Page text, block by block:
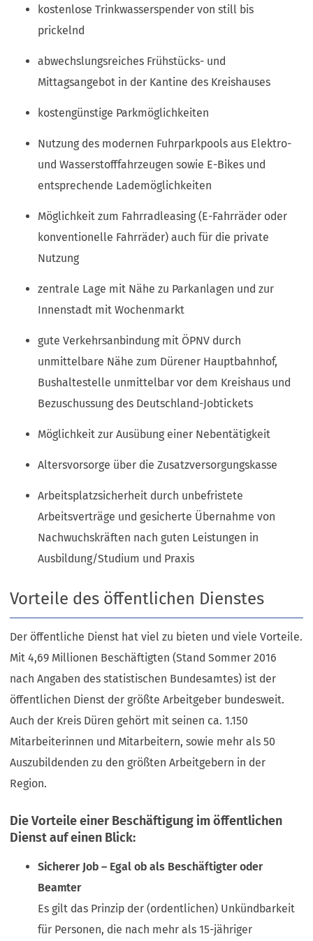
kostenlose Trinkwasserspender von still bis
prickelnd
abwechslungsreiches Frühstücks- und
Mittagsangebot in der Kantine des Kreishauses
kostengünstige Parkmöglichkeiten
Nutzung des modernen Fuhrparkpools aus Elektro-
und Wasserstofffahrzeugen sowie E-Bikes und
entsprechende Lademöglichkeiten
Möglichkeit zum Fahrradleasing (E-Fahrräder oder
konventionelle Fahrräder) auch für die private
Nutzung
zentrale Lage mit Nähe zu Parkanlagen und zur
Innenstadt mit Wochenmarkt
gute Verkehrsanbindung mit ÖPNV durch
unmittelbare Nähe zum Dürener Hauptbahnhof,
Bushaltestelle unmittelbar vor dem Kreishaus und
Bezuschussung des Deutschland-Jobtickets
Möglichkeit zur Ausübung einer Nebentätigkeit
Altersvorsorge über die Zusatzversorgungskasse
Arbeitsplatzsicherheit durch unbefristete
Arbeitsverträge und gesicherte Übernahme von
Nachwuchskräften nach guten Leistungen in
Ausbildung/Studium und Praxis
Vorteile des öffentlichen Dienstes
Der öffentliche Dienst hat viel zu bieten und viele Vorteile.
Mit 4,69 Millionen Beschäftigten (Stand Sommer 2016
nach Angaben des statistischen Bundesamtes) ist der
öffentlichen Dienst der größte Arbeitgeber bundesweit.
Auch der Kreis Düren gehört mit seinen ca. 1.150
Mitarbeiterinnen und Mitarbeitern, sowie mehr als 50
Auszubildenden zu den größten Arbeitgebern in der
Region.
Die Vorteile einer Beschäftigung im öffentlichen
Dienst auf einen Blick:
Sicherer Job – Egal ob als Beschäftigter oder
Beamter
Es gilt das Prinzip der (ordentlichen) Unkündbarkeit
für Personen, die nach mehr als 15-jähriger